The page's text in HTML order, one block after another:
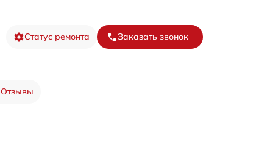
Статус ремонта Заказать звонок
Отзывы